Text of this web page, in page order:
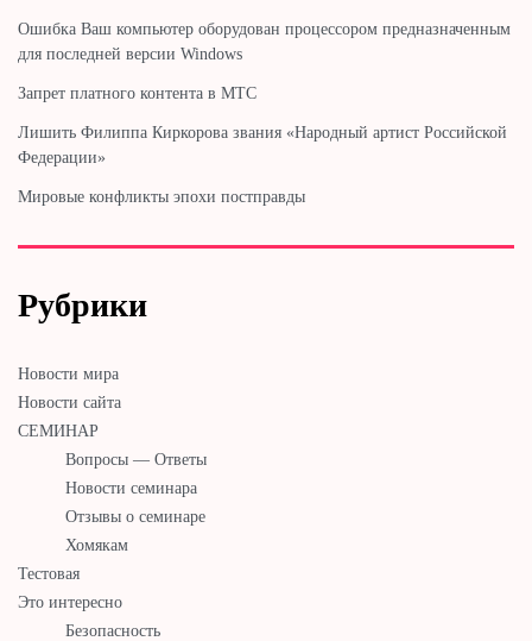
Ошибка Ваш компьютер оборудован процессором предназначенным
для последней версии Windows
Запрет платного контента в МТС
Лишить Филиппа Киркорова звания «Народный артист Российской
Федерации»
Мировые конфликты эпохи постправды
Рубрики
Новости мира
Новости сайта
СЕМИНАР
Вопросы — Ответы
Новости семинара
Отзывы о семинаре
Хомякам
Тестовая
Это интересно
Безопасность